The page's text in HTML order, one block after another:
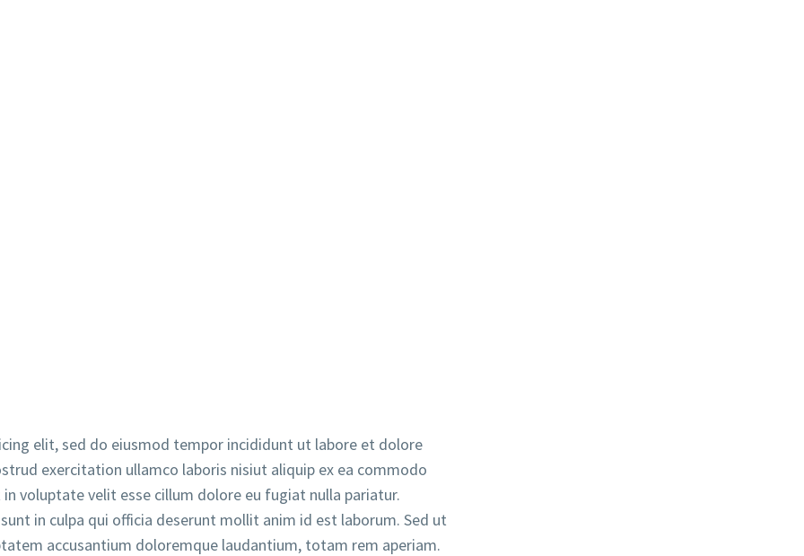
elit, sed do eiusmod tempor incididunt ut labore et dolore
exercitation ullamco laboris nisiut aliquip ex ea commodo
voluptate velit esse cillum dolore eu fugiat nulla pariatur.
in culpa qui officia deserunt mollit anim id est laborum. Sed ut
accusantium doloremque laudantium, totam rem aperiam.